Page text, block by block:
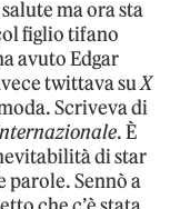
ma ora sta
figlio tifano
avuto Edgar
twittava suX
Scriveva di
. È
di star
parole. Sennò a